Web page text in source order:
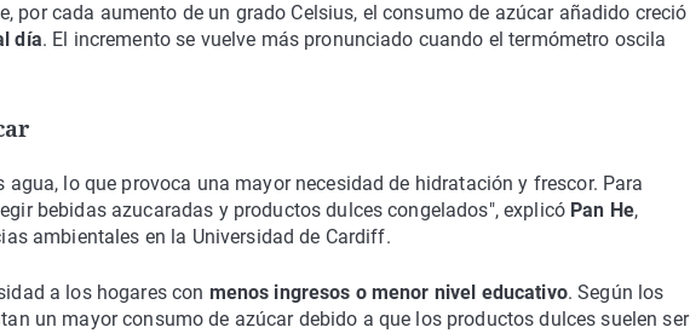
por cada aumento de un grado Celsius, el consumo de azúcar añadido creció
día. El incremento se vuelve más pronunciado cuando el termómetro oscila
agua, lo que provoca una mayor necesidad de hidratación y frescor. Para
bebidas azucaradas y productos dulces congelados", explicó Pan He,
ambientales en la Universidad de Cardiff.
a los hogares con menos ingresos o menor nivel educativo. Según los
un mayor consumo de azúcar debido a que los productos dulces suelen ser